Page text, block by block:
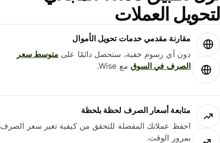
العملات
مقارنة مقدمي خدمات تحويل الأموال
دون أي رسوم خفية، ستحصل دائمًا علىمتوسط ​​سعر
الصرف في السوقمع Wise.
متابعة أسعار الصرف لحظة بلحظة
احفظ عملاتك المفضلة للتحقق من كيفية تغير سعر الصرف
بمرور الوقت.